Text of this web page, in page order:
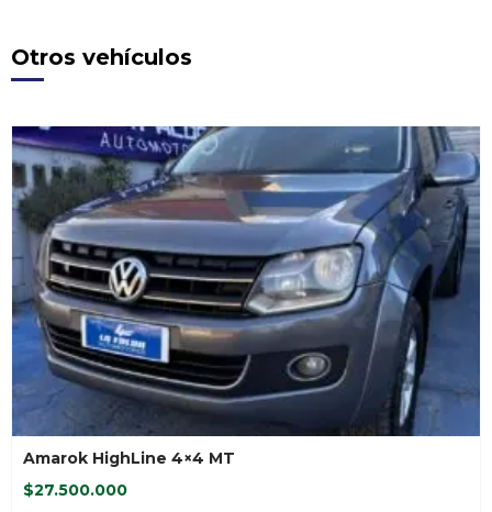
Otros vehículos
Amarok HighLine 4×4 MT
$27.500.000